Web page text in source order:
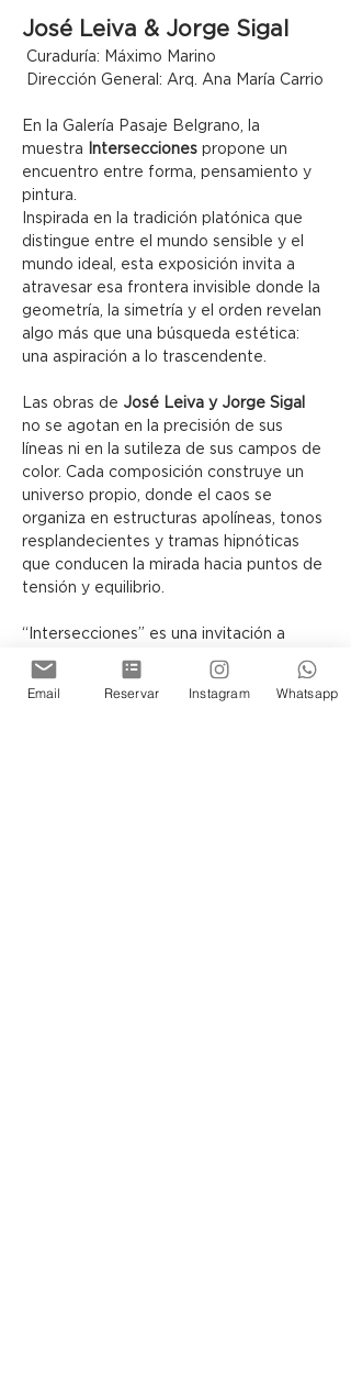
José Leiva & Jorge Sigal
Curaduría: Máximo Marino
Dirección General: Arq. Ana María Carrio
En la Galería Pasaje Belgrano, la
muestra
Intersecciones propone un
encuentro entre forma, pensamiento y
pintura.
Inspirada en la tradición platónica que
distingue entre el mundo sensible y el
mundo ideal, esta exposición invita a
atravesar esa frontera invisible donde la
geometría, la simetría y el orden revelan
algo más que una búsqueda estética:
una aspiración a lo trascendente.
Las obras de José Leiva y Jorge Sigal
no se agotan en la precisión de sus
líneas ni en la sutileza de sus campos de
color. Cada composición construye un
universo propio, donde el caos se
organiza en estructuras apolíneas, tonos
resplandecientes y tramas hipnóticas
que conducen la mirada hacia puntos de
tensión y equilibrio.
“Intersecciones” es una invitación a
contemplar cómo, a través del lenguaje
abstracto, el lienzo puede
transformarse en una arquitectura
Email Reservar Instagram Whatsapp